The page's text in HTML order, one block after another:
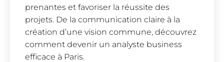
prenantes et favoriser la réussite des
projets. De la communication claire à la
création d’une vision commune, découvrez
comment devenir un analyste business
efficace à Paris.